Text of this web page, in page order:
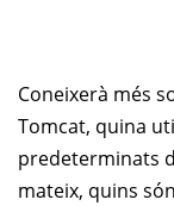
Coneixerà més
Tomcat, quina
predeterminats
mateix, quins